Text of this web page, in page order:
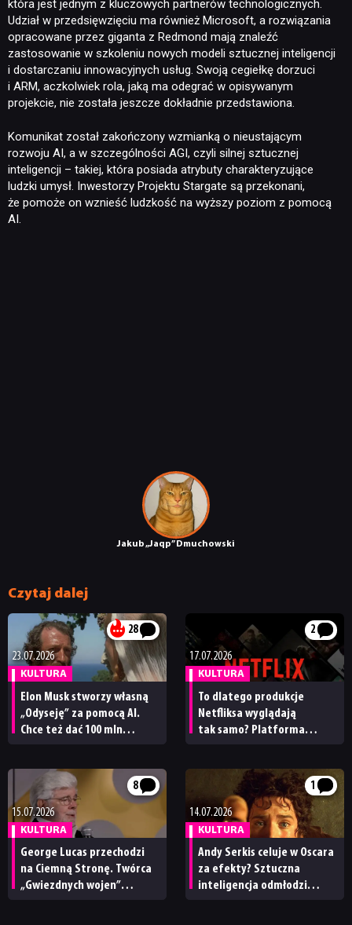
NEWSY
RECENZJE
PUBLICYSTYKA
KULTURA
Jakub „Jaqp” Dmuchowski
która jest jednym z kluczowych partnerów technologicznych.
Udział w przedsięwzięciu ma również Microsoft, a rozwiązania
opracowane przez giganta z Redmond mają znaleźć
zastosowanie w szkoleniu nowych modeli sztucznej inteligencji
i dostarczaniu innowacyjnych usług. Swoją cegiełkę dorzuci
i ARM, aczkolwiek rola, jaką ma odegrać w opisywanym
projekcie, nie została jeszcze dokładnie przedstawiona.
Komunikat został zakończony wzmianką o nieustającym
rozwoju AI, a w szczególności AGI, czyli silnej sztucznej
inteligencji – takiej, która posiada atrybuty charakteryzujące
ludzki umysł. Inwestorzy Projektu Stargate są przekonani,
że pomoże on wznieść ludzkość na wyższy poziom z pomocą
AI.
Czytaj dalej
28
23.07.2026
KULTURA
Elon Musk stworzy własną
„Odyseję” za pomocą AI.
Chce też dać 100 mln
„historycznie wiernej”
adaptacji
2
17.07.2026
KULTURA
To dlatego produkcje
Netfliksa wyglądają
tak samo? Platforma
8
15.07.2026
KULTURA
George Lucas przechodzi
na Ciemną Stronę. Twórca
„Gwiezdnych wojen”
1
14.07.2026
KULTURA
Andy Serkis celuje w Oscara
za efekty? Sztuczna
inteligencja odmłodzi